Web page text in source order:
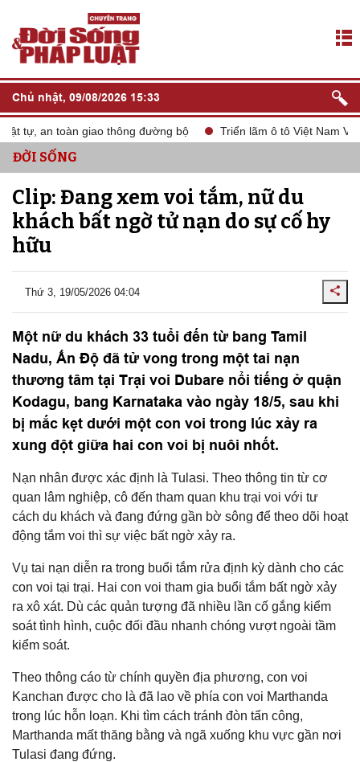
Chủ nhật, 09/08/2026 15:33
tự, an toàn giao thông đường bộ Triển lãm ô tô Việt Nam VMS
ĐỜI SỐNG
Clip: Đang xem voi tắm, nữ du
khách bất ngờ tử nạn do sự cố hy
hữu
Thứ 3, 19/05/2026 04:04
Một nữ du khách 33 tuổi đến từ bang Tamil
Nadu, Ấn Độ đã tử vong trong một tai nạn
thương tâm tại Trại voi Dubare nổi tiếng ở quận
Kodagu, bang Karnataka vào ngày 18/5, sau khi
bị mắc kẹt dưới một con voi trong lúc xảy ra
xung đột giữa hai con voi bị nuôi nhốt.
Nạn nhân được xác định là Tulasi. Theo thông tin từ cơ
quan lâm nghiệp, cô đến tham quan khu trại voi với tư
cách du khách và đang đứng gần bờ sông để theo dõi hoạt
động tắm voi thì sự việc bất ngờ xảy ra.
Vụ tai nạn diễn ra trong buổi tắm rửa định kỳ dành cho các
con voi tại trại. Hai con voi tham gia buổi tắm bất ngờ xảy
ra xô xát. Dù các quản tượng đã nhiều lần cố gắng kiểm
soát tình hình, cuộc đối đầu nhanh chóng vượt ngoài tầm
kiểm soát.
Theo thông cáo từ chính quyền địa phương, con voi
Kanchan được cho là đã lao về phía con voi Marthanda
trong lúc hỗn loạn. Khi tìm cách tránh đòn tấn công,
Marthanda mất thăng bằng và ngã xuống khu vực gần nơi
Tulasi đang đứng.